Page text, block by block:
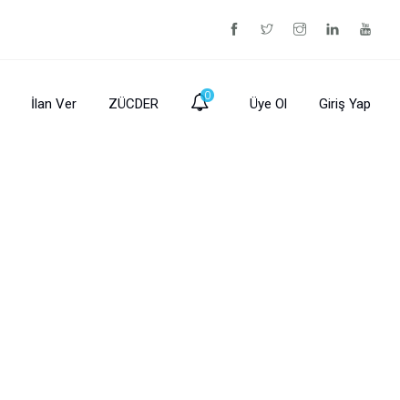
İlan Ver ZÜCDER
0
Üye Ol Giriş Yap